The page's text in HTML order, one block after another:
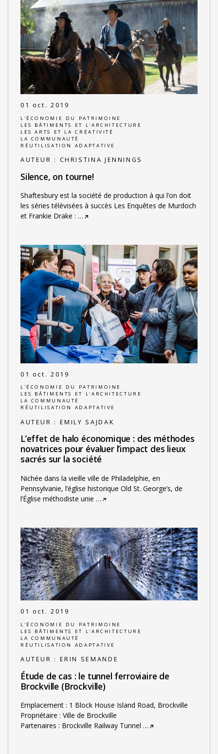
01 oct. 2019
L'ÉCONOMIE DU PATRIMOINE
LES BÂTIMENTS ET L'ARCHITECTURE
LES ARTS ET LA CRÉATIVITÉ
LA COMMUNAUTÉ
RÉUTILISATION ADAPTATIVE
AUTEUR : CHRISTINA JENNINGS
Silence, on tourne!
Shaftesbury est la société de production à qui l’on doit
les séries télévisées à succès Les Enquêtes de Murdoch
et Frankie Drake : …
01 oct. 2019
L'ÉCONOMIE DU PATRIMOINE
LES BÂTIMENTS ET L'ARCHITECTURE
LA COMMUNAUTÉ
RÉUTILISATION ADAPTATIVE
AUTEUR : EMILY SAJDAK
L’effet de halo économique : des méthodes
novatrices pour évaluer l’impact des lieux
sacrés sur la société
Nichée dans la vieille ville de Philadelphie, en
Pennsylvanie, l’église historique Old St. George’s, de
l’Église méthodiste unie …
01 oct. 2019
L'ÉCONOMIE DU PATRIMOINE
LES BÂTIMENTS ET L'ARCHITECTURE
LA COMMUNAUTÉ
RÉUTILISATION ADAPTATIVE
AUTEUR : ERIN SEMANDE
Étude de cas : le tunnel ferroviaire de
Brockville (Brockville)
Emplacement : 1 Block House Island Road, Brockville
Propriétaire : Ville de Brockville
Partenaires : Brockville Railway Tunnel …